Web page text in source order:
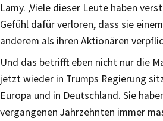
Lamy. ‚Viele dieser Leute haben
Gefühl dafür verloren, dass sie
anderem als ihren Aktionären
Und das betrifft eben nicht nur die
jetzt wieder in Trumps Regierung
Europa und in Deutschland. Sie
vergangenen Jahrzehnten immer